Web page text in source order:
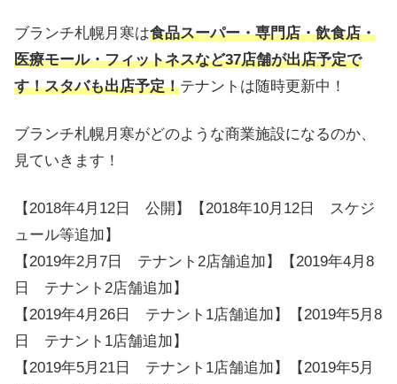
ブランチ札幌月寒は食品スーパー・専門店・飲食店・
医療モール・フィットネスなど37店舗が出店予定で
す！スタバも出店予定！テナントは随時更新中！
ブランチ札幌月寒がどのような商業施設になるのか、
見ていきます！
【2018年4月12日 公開】【2018年10月12日 スケジ
ュール等追加】
【2019年2月7日 テナント2店舗追加】【2019年4月8
日 テナント2店舗追加】
【2019年4月26日 テナント1店舗追加】【2019年5月8
日 テナント1店舗追加】
【2019年5月21日 テナント1店舗追加】【2019年5月